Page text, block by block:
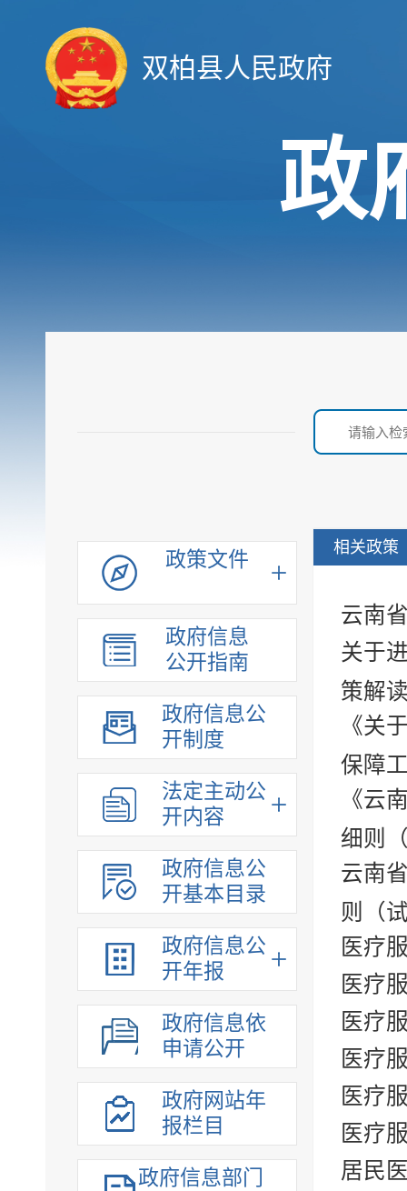
双柏县人民政府
政
政策文件
政府信息
公开指南
政府信息公
开制度
法定主动公
开内容
政府信息公
开基本目录
政府信息公
开年报
政府信息依
申请公开
政府网站年
报栏目
政府信息部门
相关政策
云南
关于
策解
《关
保障
《云
细则
云南
则（
医疗
医疗
医疗
医疗
医疗
医疗
居民